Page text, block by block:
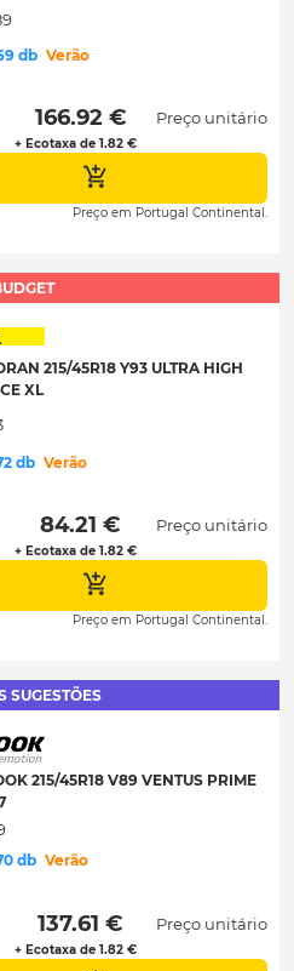
db Verão
166.92 €
+ Ecotaxa de 1.82 €
Preço unitário
Preço em Portugal Continental.
215/45R18 Y93 ULTRA HIGH
XL
db Verão
84.21 €
+ Ecotaxa de 1.82 €
Preço unitário
Preço em Portugal Continental.
SUGESTÕES
215/45R18 V89 VENTUS PRIME
db Verão
137.61 €
+ Ecotaxa de 1.82 €
Preço unitário